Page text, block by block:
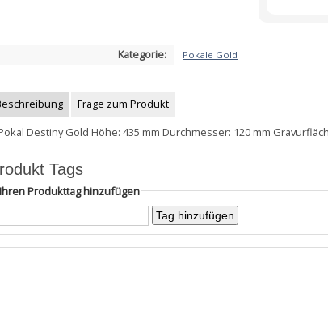
Kategorie: Pokale Gold
Frage zum Produkt
Destiny Gold Höhe: 435 mm Durchmesser: 120 mm
Tags
Ihren Produkttag hinzufügen